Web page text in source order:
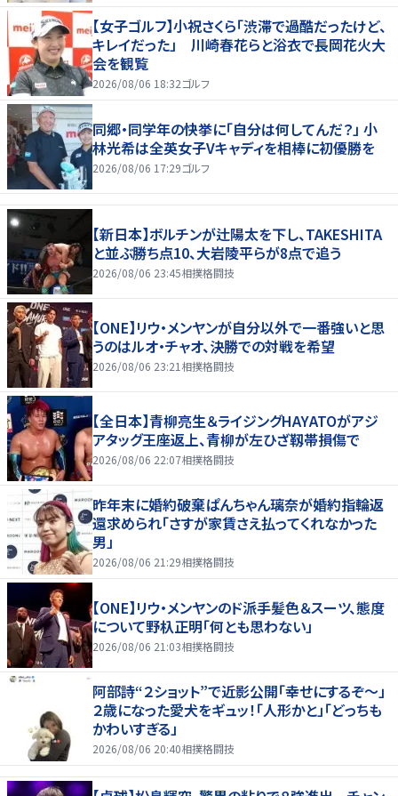
【女子ゴルフ】小祝さくら「渋滞で過酷だったけど、
キレイだった」 川崎春花らと浴衣で長岡花火大
会を観覧
2026/08/06 18:32ゴルフ
同郷・同学年の快挙に「自分は何してんだ？」 小
林光希は全英女子Vキャディを相棒に初優勝を
2026/08/06 17:29ゴルフ
【新日本】ボルチンが辻陽太を下し、TAKESHITA
と並ぶ勝ち点10、大岩陵平らが8点で追う
2026/08/06 23:45相撲格闘技
【ONE】リウ・メンヤンが自分以外で一番強いと思
うのはルオ・チャオ、決勝での対戦を希望
2026/08/06 23:21 相撲格闘技
【全日本】青柳亮生＆ライジングHAYATOがアジ
アタッグ王座返上、青柳が左ひざ靱帯損傷で
2026/08/06 22:07相撲格闘技
昨年末に婚約破棄ぱんちゃん璃奈が婚約指輪返
還求められ「さすが家賃さえ払ってくれなかった
男」
2026/08/06 21:29相撲格闘技
【ONE】リウ・メンヤンのド派手髪色＆スーツ、態度
について野杁正明「何とも思わない」
2026/08/06 21:03相撲格闘技
阿部詩“２ショット”で近影公開「幸せにするぞ〜」
２歳になった愛犬をギュッ！「人形かと」「どっちも
かわいすぎる」
2026/08/06 20:40相撲格闘技